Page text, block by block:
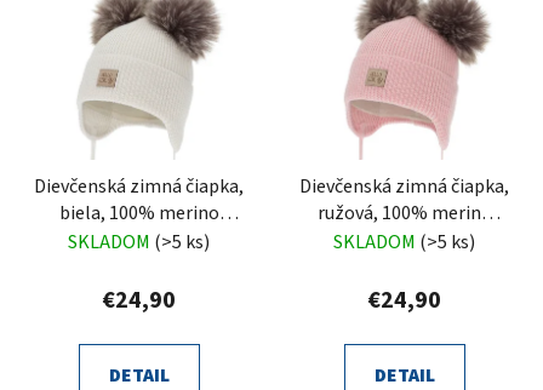
Dievčenská zimná čiapka,
biela, 100% merino
vlnená, zaväzovacia,
SKLADOM (>5 ks)
€24,90
DETAIL
Dievčenská zimná čiapka,
ružová, 100% merino
vlnená, zaväzovacia,
SKLADOM (>5 ks)
€24,90
DETAIL